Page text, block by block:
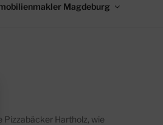
Magdeburg
Pizzabäcker Hartholz, wie